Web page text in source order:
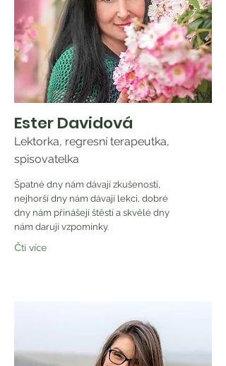
Ester Davidová
Lektorka, regresní terapeutka,
spisovatelka
Špatné dny nám dávají zkušenosti,
nejhorší dny nám dávají lekci, dobré
dny nám přinášejí štěstí a skvělé dny
nám darují vzpomínky.
Čti více